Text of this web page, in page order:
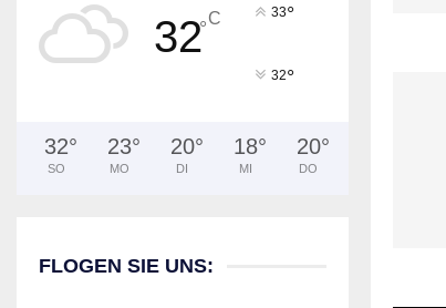
32°C 33°
32°
32°
SO
23°
MO
20°
DI
18°
MI
20°
DO
FLOGEN SIE UNS: